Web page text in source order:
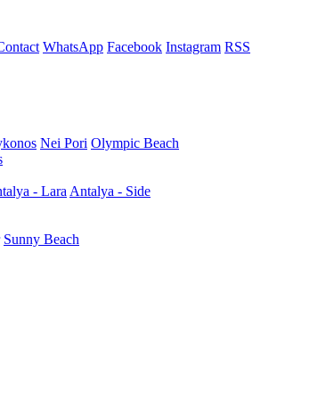
WhatsApp Facebook Instagram RSS
Nei Pori Olympic Beach
- Lara Antalya - Side
Sunny Beach